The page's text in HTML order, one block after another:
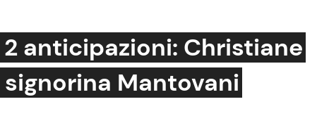
Cucina e Ricette
anticipazioni: Christiane
Mantovani